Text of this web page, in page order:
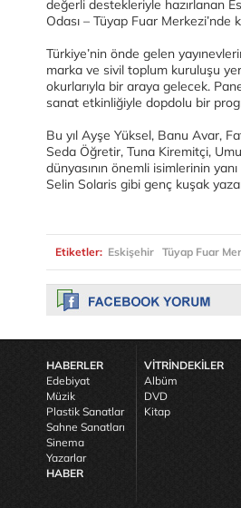
değerli destekleriyle hazırlanan
Odası – Tüyap Fuar Merkezi’nde
Türkiye’nin önde gelen
marka ve sivil toplum kuruluşu
okurlarıyla bir araya gelecek.
sanat etkinliğiyle dopdolu bir
Bu yıl Ayşe Yüksel, Banu Avar,
Seda Öğretir, Tuna Kiremitçi,
dünyasının önemli isimlerinin
Selin Solaris gibi genç kuşak
Etiketler: Eskişehir Tüyap Fuar
HABERLER
Edebiyat
Müzik
Plastik Sanatlar
Sahne Sanatları
Sinema
Yazarlar
HABER
VİTRİNDEKİLER
Albüm
DVD
Kitap